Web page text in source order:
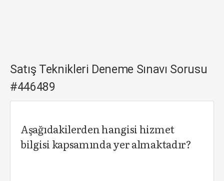
Satış Teknikleri Deneme Sınavı Sorusu
#446489
Aşağıdakilerden hangisi hizmet
bilgisi kapsamında yer almaktadır?